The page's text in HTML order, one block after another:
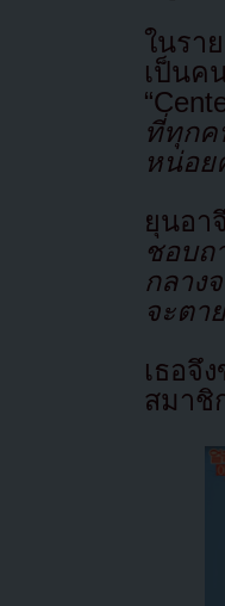
ในรา
เป็นค
ที่ทุกค
หน่อย
ยุนอา
ชอบถ
กลาง
จะตา
เธอจึ
สมาชิ